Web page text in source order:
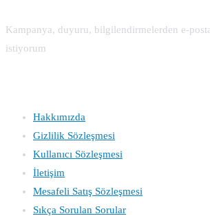
Kampanya, duyuru, bilgilendirmelerden e-
istiyorum
Hakkımızda
Gizlilik Sözleşmesi
Kullanıcı Sözleşmesi
İletişim
Mesafeli Satış Sözleşmesi
Sıkça Sorulan Sorular